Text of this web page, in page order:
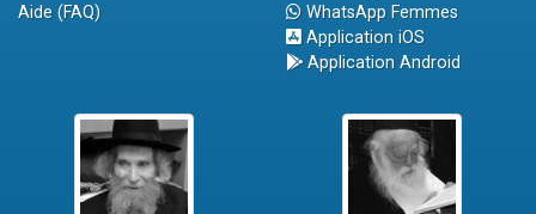
Aide (FAQ)
WhatsApp Femmes
Application iOS
Application Android